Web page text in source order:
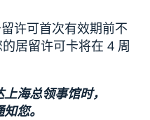
许可首次有效期前不
居留许可卡将在 4 周
海总领事馆时，
您。